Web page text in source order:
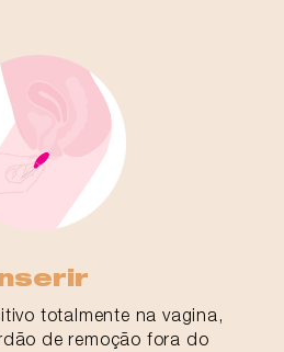
totalmente na vagina,
de remoção fora do